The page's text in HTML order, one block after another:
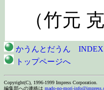
（竹元
かうんとだうん
トップページへ
Copyright(C), 1996-1999 Impress Corporation.
編集部への連絡は mado-no-mori-